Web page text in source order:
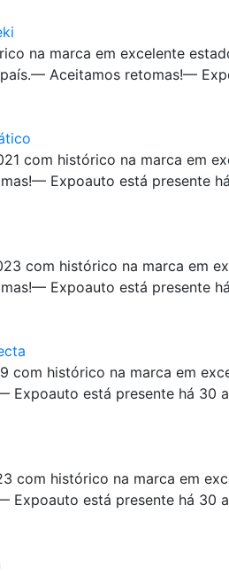
na marca em excelente
Aceitamos retomas!—
com histórico na marca em
Expoauto está presente
com histórico na marca em
Expoauto está presente
com histórico na marca em
está presente há 30
com histórico na marca em
está presente há 30